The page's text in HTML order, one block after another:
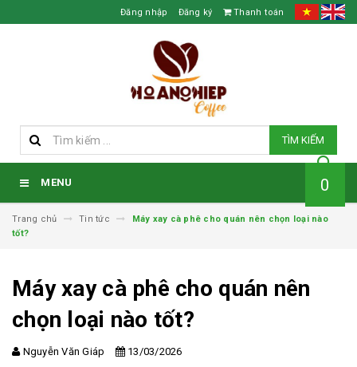
Đăng nhập Đăng ký Thanh toán
TÌM KIẾM
MENU 0
Trang chủ Tin tức
Máy xay cà phê cho quán nên chọn loại nào
tốt?
Máy xay cà phê cho quán nên
chọn loại nào tốt?
Nguyễn Văn Giáp 13/03/2026